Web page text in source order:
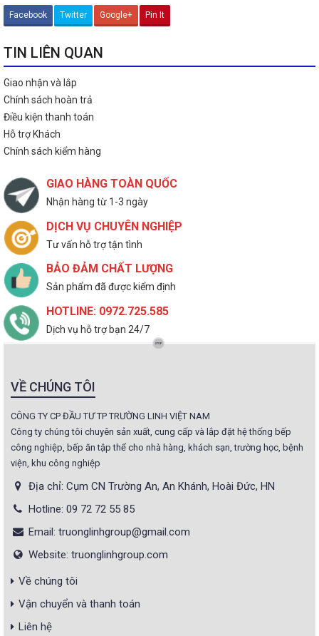
Facebook Twitter Google+ Pin It
TIN LIÊN QUAN
Giao nhận và lắp
Chính sách hoàn trả
Điều kiện thanh toán
Hỗ trợ Khách
Chính sách kiểm hàng
GIAO HÀNG TOÀN QUỐC
Nhận hàng từ 1-3 ngày
DỊCH VỤ CHUYÊN NGHIỆP
Tư vấn hỗ trợ tận tình
BẢO ĐẢM CHẤT LƯỢNG
Sản phẩm đã được kiểm định
HOTLINE: 0972.725.585
Dịch vụ hỗ trợ bạn 24/7
VỀ CHÚNG TÔI
CÔNG TY CP ĐẦU TƯ TP TRƯỜNG LINH VIỆT NAM
Công ty chúng tôi chuyên sản xuất, cung cấp và lắp đặt hệ thống bếp
công nghiệp, bếp ăn tập thể cho nhà hàng, khách sạn, trường học, bệnh
viện, khu công nghiệp
Địa chỉ: Cụm CN Trường An, An Khánh, Hoài Đức, HN
Hotline: 09 72 72 55 85
Email: truonglinhgroup@gmail.com
Website: truonglinhgroup.com
Về chúng tôi
Vận chuyển và thanh toán
Liên hệ